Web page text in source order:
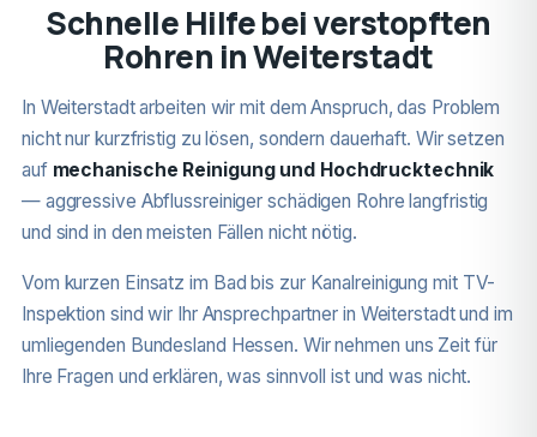
Schnelle Hilfe bei verstopften
Rohren in Weiterstadt
In Weiterstadt arbeiten wir mit dem Anspruch, das Problem
nicht nur kurzfristig zu lösen, sondern dauerhaft. Wir setzen
auf mechanische Reinigung und Hochdrucktechnik
— aggressive Abflussreiniger schädigen Rohre langfristig
und sind in den meisten Fällen nicht nötig.
Vom kurzen Einsatz im Bad bis zur Kanalreinigung mit TV-
Inspektion sind wir Ihr Ansprechpartner in Weiterstadt und im
umliegenden Bundesland Hessen. Wir nehmen uns Zeit für
Ihre Fragen und erklären, was sinnvoll ist und was nicht.